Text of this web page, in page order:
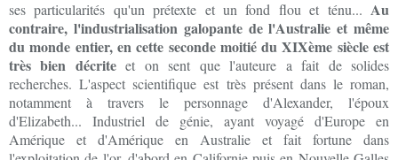
ses particularités qu'un prétexte et un fond flou et ténu... Au
contraire, l'industrialisation galopante de l'Australie et même
du monde entier, en cette seconde moitié du XIXème siècle est
très bien décriteet on sent que l'auteure a fait de solides
recherches. L'aspect scientifique est très présent dans le roman,
notamment à travers le personnage d'Alexander, l'époux
d'Elizabeth... Industriel de génie, ayant voyagé d'Europe en
Amérique et d'Amérique en Australie et fait fortune dans